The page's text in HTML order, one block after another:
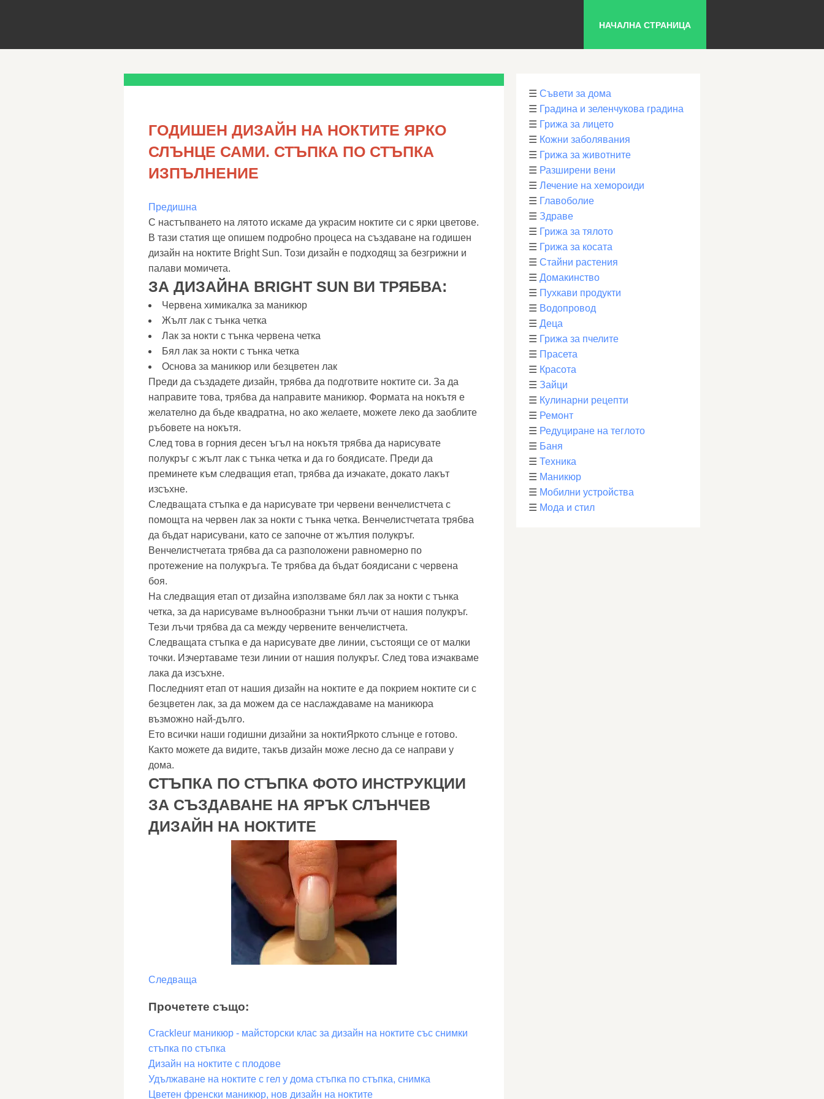
НАЧАЛНА СТРАНИЦА
ГОДИШЕН ДИЗАЙН НА НОКТИТЕ ЯРКО
СЛЪНЦЕ САМИ. СТЪПКА ПО СТЪПКА
ИЗПЪЛНЕНИЕ
Предишна
С настъпването на лятото искаме да украсим ноктите си с ярки цветове.
В тази статия ще опишем подробно процеса на създаване на годишен
дизайн на ноктите Bright Sun. Този дизайн е подходящ за безгрижни и
палави момичета.
ЗА ДИЗАЙНА BRIGHT SUN ВИ ТРЯБВА:
Червена химикалка за маникюр
Жълт лак с тънка четка
Лак за нокти с тънка червена четка
Бял лак за нокти с тънка четка
Основа за маникюр или безцветен лак
Преди да създадете дизайн, трябва да подготвите ноктите си. За да
направите това, трябва да направите маникюр. Формата на нокътя е
желателно да бъде квадратна, но ако желаете, можете леко да заоблите
ръбовете на нокътя.
След това в горния десен ъгъл на нокътя трябва да нарисувате
полукръг с жълт лак с тънка четка и да го боядисате. Преди да
преминете към следващия етап, трябва да изчакате, докато лакът
изсъхне.
Следващата стъпка е да нарисувате три червени венчелистчета с
помощта на червен лак за нокти с тънка четка. Венчелистчетата трябва
да бъдат нарисувани, като се започне от жълтия полукръг.
Венчелистчетата трябва да са разположени равномерно по
протежение на полукръга. Те трябва да бъдат боядисани с червена
боя.
На следващия етап от дизайна използваме бял лак за нокти с тънка
четка, за да нарисуваме вълнообразни тънки лъчи от нашия полукръг.
Тези лъчи трябва да са между червените венчелистчета.
Следващата стъпка е да нарисувате две линии, състоящи се от малки
точки. Изчертаваме тези линии от нашия полукръг. След това изчакваме
лака да изсъхне.
Последният етап от нашия дизайн на ноктите е да покрием ноктите си с
безцветен лак, за да можем да се наслаждаваме на маникюра
възможно най-дълго.
Ето всички наши годишни дизайни за ноктиЯркото слънце е готово.
Както можете да видите, такъв дизайн може лесно да се направи у
дома.
СТЪПКА ПО СТЪПКА ФОТО ИНСТРУКЦИИ
ЗА СЪЗДАВАНЕ НА ЯРЪК СЛЪНЧЕВ
ДИЗАЙН НА НОКТИТЕ
Следваща
Прочетете също:
Crackleur маникюр - майсторски клас за дизайн на ноктите със снимки
стъпка по стъпка
Дизайн на ноктите с плодове
Удължаване на ноктите с гел у дома стъпка по стъпка, снимка
Цветен френски маникюр, нов дизайн на ноктите
☰ Съвети за дома
☰ Градина и зеленчукова градина
☰ Грижа за лицето
☰ Кожни заболявания
☰ Грижа за животните
☰ Разширени вени
☰ Лечение на хемороиди
☰ Главоболие
☰ Здраве
☰ Грижа за тялото
☰ Грижа за косата
☰ Стайни растения
☰ Домакинство
☰ Пухкави продукти
☰ Водопровод
☰ Деца
☰ Грижа за пчелите
☰ Прасета
☰ Красота
☰ Зайци
☰ Кулинарни рецепти
☰ Ремонт
☰ Редуциране на теглото
☰ Баня
☰ Техника
☰ Маникюр
☰ Мобилни устройства
☰ Мода и стил